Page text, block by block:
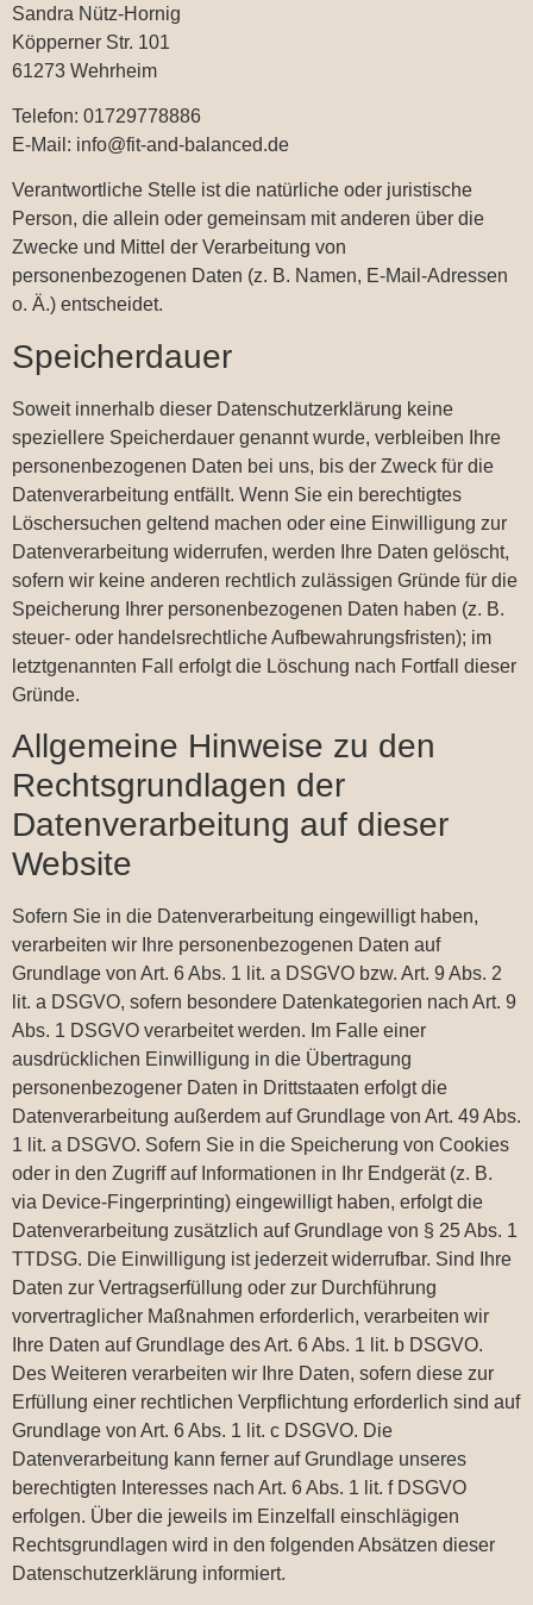
Sandra Nütz-Hornig
Köpperner Str. 101
61273 Wehrheim
Telefon: 01729778886
E-Mail: info@fit-and-balanced.de
Verantwortliche Stelle ist die natürliche oder juristische
Person, die allein oder gemeinsam mit anderen über die
Zwecke und Mittel der Verarbeitung von
personenbezogenen Daten (z. B. Namen, E-Mail-Adressen
o. Ä.) entscheidet.
Speicherdauer
Soweit innerhalb dieser Datenschutzerklärung keine
speziellere Speicherdauer genannt wurde, verbleiben Ihre
personenbezogenen Daten bei uns, bis der Zweck für die
Datenverarbeitung entfällt. Wenn Sie ein berechtigtes
Löschersuchen geltend machen oder eine Einwilligung zur
Datenverarbeitung widerrufen, werden Ihre Daten gelöscht,
sofern wir keine anderen rechtlich zulässigen Gründe für die
Speicherung Ihrer personenbezogenen Daten haben (z. B.
steuer- oder handelsrechtliche Aufbewahrungsfristen); im
letztgenannten Fall erfolgt die Löschung nach Fortfall dieser
Gründe.
Allgemeine Hinweise zu den
Rechtsgrundlagen der
Datenverarbeitung auf dieser
Website
Sofern Sie in die Datenverarbeitung eingewilligt haben,
verarbeiten wir Ihre personenbezogenen Daten auf
Grundlage von Art. 6 Abs. 1 lit. a DSGVO bzw. Art. 9 Abs. 2
lit. a DSGVO, sofern besondere Datenkategorien nach Art. 9
Abs. 1 DSGVO verarbeitet werden. Im Falle einer
ausdrücklichen Einwilligung in die Übertragung
personenbezogener Daten in Drittstaaten erfolgt die
Datenverarbeitung außerdem auf Grundlage von Art. 49 Abs.
1 lit. a DSGVO. Sofern Sie in die Speicherung von Cookies
oder in den Zugriff auf Informationen in Ihr Endgerät (z. B.
via Device-Fingerprinting) eingewilligt haben, erfolgt die
Datenverarbeitung zusätzlich auf Grundlage von § 25 Abs. 1
TTDSG. Die Einwilligung ist jederzeit widerrufbar. Sind Ihre
Daten zur Vertragserfüllung oder zur Durchführung
vorvertraglicher Maßnahmen erforderlich, verarbeiten wir
Ihre Daten auf Grundlage des Art. 6 Abs. 1 lit. b DSGVO.
Des Weiteren verarbeiten wir Ihre Daten, sofern diese zur
Erfüllung einer rechtlichen Verpflichtung erforderlich sind auf
Grundlage von Art. 6 Abs. 1 lit. c DSGVO. Die
Datenverarbeitung kann ferner auf Grundlage unseres
berechtigten Interesses nach Art. 6 Abs. 1 lit. f DSGVO
erfolgen. Über die jeweils im Einzelfall einschlägigen
Rechtsgrundlagen wird in den folgenden Absätzen dieser
Datenschutzerklärung informiert.